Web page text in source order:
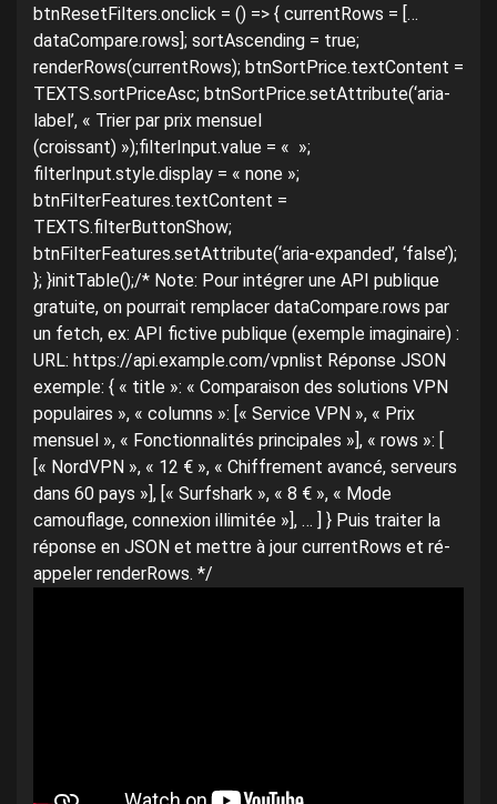
btnResetFilters.onclick = () => { currentRows = […
dataCompare.rows]; sortAscending = true;
renderRows(currentRows); btnSortPrice.textContent =
TEXTS.sortPriceAsc; btnSortPrice.setAttribute(‘aria-
label’, « Trier par prix mensuel
(croissant) »);filterInput.value = « »;
filterInput.style.display = « none »;
btnFilterFeatures.textContent =
TEXTS.filterButtonShow;
btnFilterFeatures.setAttribute(‘aria-expanded’, ‘false’);
}; }initTable();/* Note: Pour intégrer une API publique
gratuite, on pourrait remplacer dataCompare.rows par
un fetch, ex: API fictive publique (exemple imaginaire) :
URL: https://api.example.com/vpnlist Réponse JSON
exemple: { « title »: « Comparaison des solutions VPN
populaires », « columns »: [« Service VPN », « Prix
mensuel », « Fonctionnalités principales »], « rows »: [
[« NordVPN », « 12 € », « Chiffrement avancé, serveurs
dans 60 pays »], [« Surfshark », « 8 € », « Mode
camouflage, connexion illimitée »], … ] } Puis traiter la
réponse en JSON et mettre à jour currentRows et ré-
appeler renderRows. */